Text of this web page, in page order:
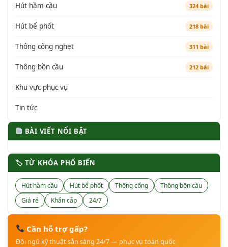
Hút hầm cầu 324 bài
Hút bể phốt 218 bài
Thông cống nghẹt 311 bài
Thông bồn cầu 212 bài
Khu vực phục vụ
Tin tức
BÀI VIẾT NỔI BẬT
🏷 TỪ KHÓA PHỔ BIẾN
Hút hầm cầu Hút bể phốt Thông cống
Thông bồn cầu
Giá rẻ
Khẩn cấp 24/7
Cần hỗ trợ gấp?
Đội ngũ kỹ thuật sẵn sàng 24/7 — phục vụ toàn quốc